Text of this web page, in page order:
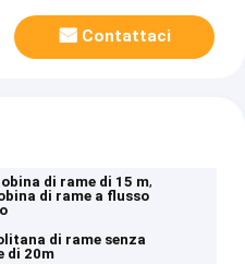
Contattaci
di rame di 15 m,
di rame a flusso
di rame senza
di 20m